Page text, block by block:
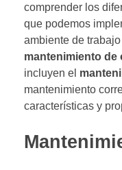
comprender los
que podemos
ambiente de
mantenimiento de
incluyen el
mantenimiento
características y